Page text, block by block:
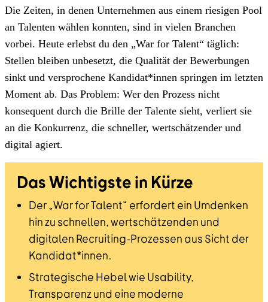
Die Zeiten, in denen Unternehmen aus einem riesigen Pool
an Talenten wählen konnten, sind in vielen Branchen
vorbei. Heute erlebst du den „War for Talent“ täglich:
Stellen bleiben unbesetzt, die Qualität der Bewerbungen
sinkt und versprochene Kandidat*innen springen im letzten
Moment ab. Das Problem: Wer den Prozess nicht
konsequent durch die Brille der Talente sieht, verliert sie
an die Konkurrenz, die schneller, wertschätzender und
digital agiert.
Das Wichtigste in Kürze
Der „War for Talent“ erfordert ein Umdenken
hin zu schnellen, wertschätzenden und
digitalen Recruiting-Prozessen aus Sicht der
Kandidat*innen.
Strategische Hebel wie Usability,
Transparenz und eine moderne